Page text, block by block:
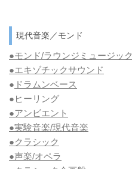
現代音楽／モンド
●モンド/ラウンジミュージック
●エキゾチックサウンド
● ドラムンベース
●ヒーリング
●アンビエント
●実験音楽/現代音楽
●クラシック
●声楽/オペラ